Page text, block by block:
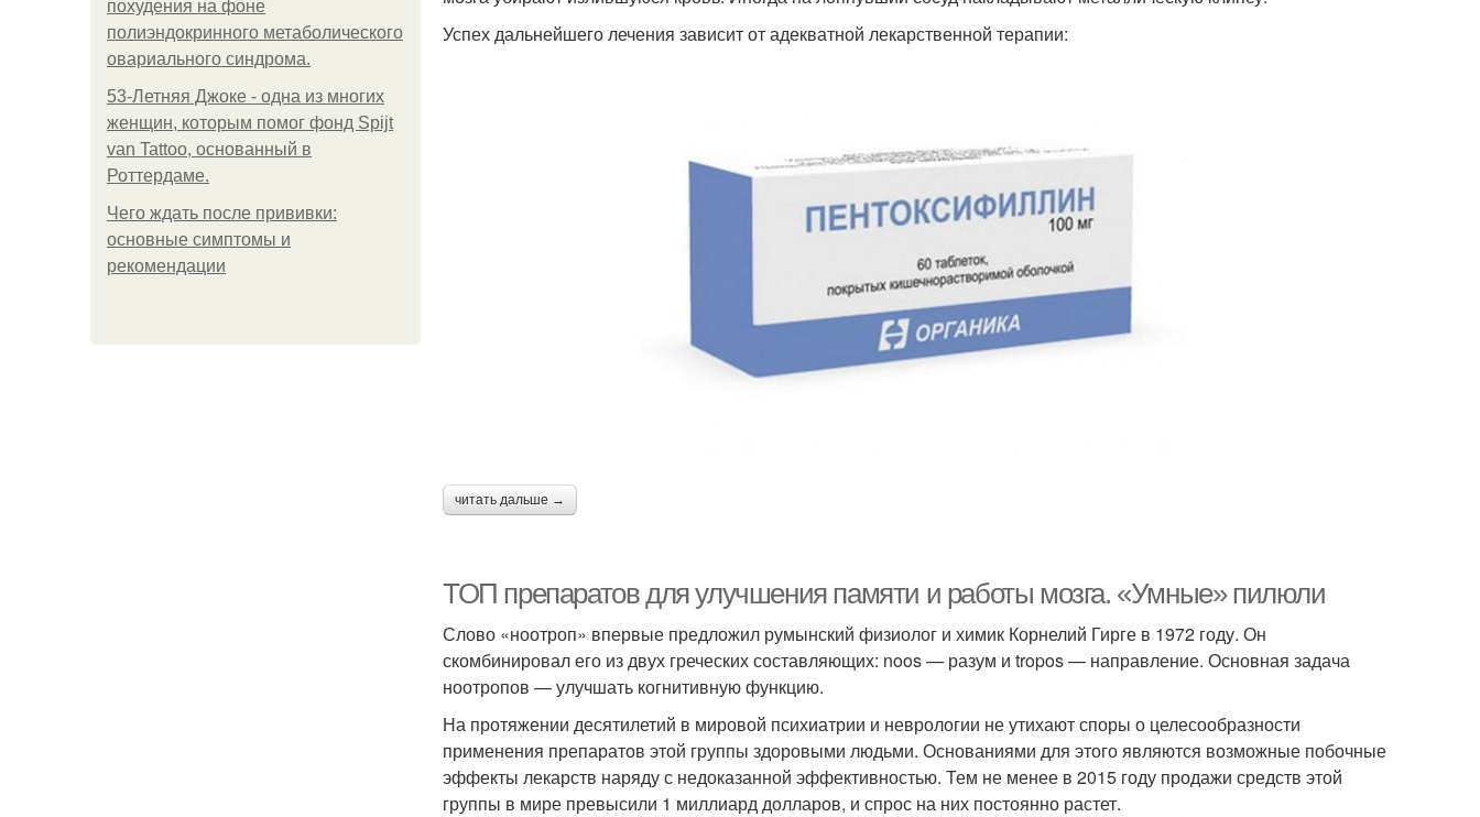
похудения на фоне
полиэндокринного метаболического
овариального синдрома.
53-Летняя Джоке - одна из многих
женщин, которым помог фонд Spijt
van Tattoo, основанный в
Роттердаме.
Чего ждать после прививки:
основные симптомы и
рекомендации
Успех дальнейшего лечения зависит от адекватной лекарственной терапии:
читать дальше →
ТОП препаратов для улучшения памяти и работы мозга. «Умные» пилюли
Слово «ноотроп» впервые предложил румынский физиолог и химик Корнелий Гирге в 1972 году. Он
скомбинировал его из двух греческих составляющих: noos — разум и tropos — направление. Основная задача
ноотропов — улучшать когнитивную функцию.
На протяжении десятилетий в мировой психиатрии и неврологии не утихают споры о целесообразности
применения препаратов этой группы здоровыми людьми. Основаниями для этого являются возможные побочные
эффекты лекарств наряду с недоказанной эффективностью. Тем не менее в 2015 году продажи средств этой
группы в мире превысили 1 миллиард долларов, и спрос на них постоянно растет.